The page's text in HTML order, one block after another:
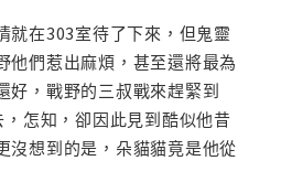
就在303室待了下來，但鬼靈
他們惹出麻煩，甚至還將最為
好，戰野的三叔戰來趕緊到
怎知，卻因此見到酷似他昔
沒想到的是，朵貓貓竟是他從